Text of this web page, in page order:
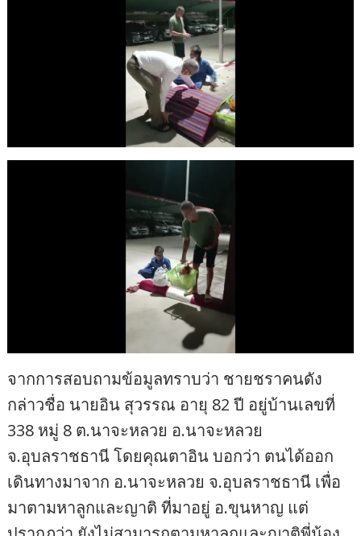
จากการสอบถามข้อมูลทราบว่า ชายชราคนดัง
กล่าวชื่อ นายอิน สุวรรณ อายุ 82 ปี อยู่บ้านเลขที่
338 หมู่ 8 ต.นาจะหลวย อ.นาจะหลวย
จ.อุบลราชธานี โดยคุณตาอิน บอกว่า ตนได้ออก
เดินทางมาจาก อ.นาจะหลวย จ.อุบลราชธานี เพื่อ
มาตามหาลูกและญาติ ที่มาอยู่ อ.ขุนหาญ แต่